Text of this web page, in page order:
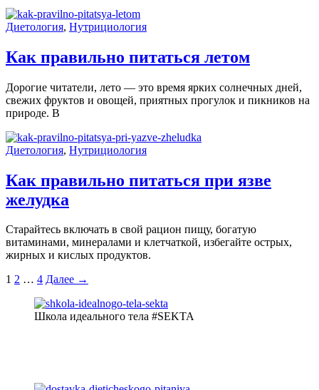
Диетология, Нутрициология
Как правильно питаться летом
Дорогие читатели, лето — это время ярких солнечных дней,
свежих фруктов и овощей, приятных прогулок и пикников на
природе. В
Диетология, Нутрициология
Как правильно питаться при язве
желудка
Старайтесь включать в свой рацион пищу, богатую
витаминами, минералами и клетчаткой, избегайте острых,
жирных и кислых продуктов.
1 2 … 4 Далее →
Школа идеального тела #SEKTA